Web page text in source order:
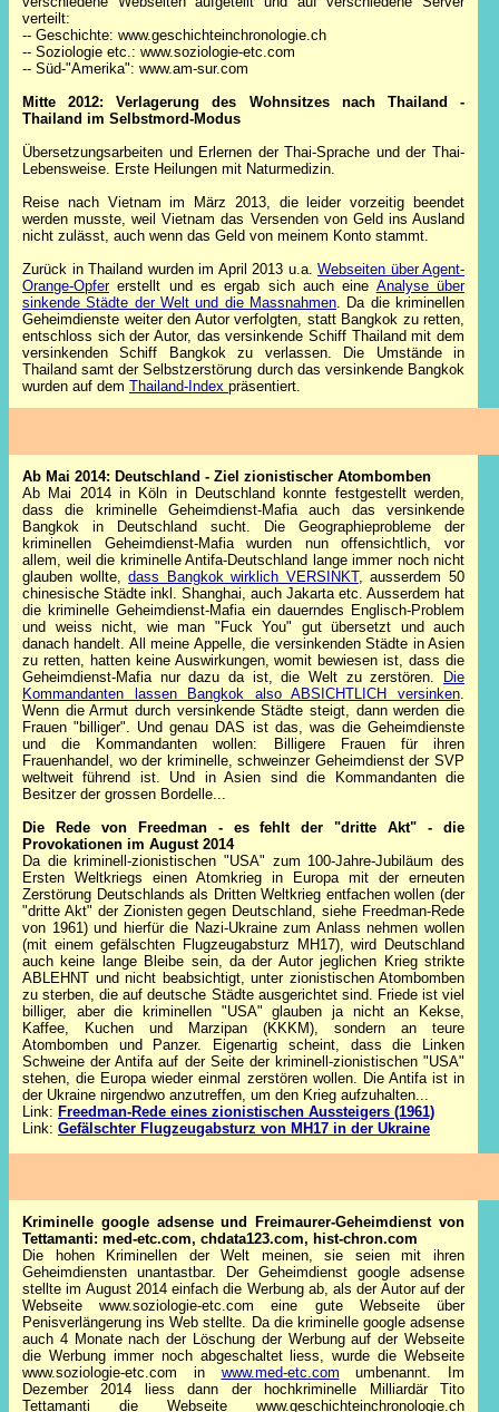
verteilt:
-- Geschichte: www.geschichteinchronologie.ch
-- Soziologie etc.: www.soziologie-etc.com
-- Süd-"Amerika": www.am-sur.com
Mitte 2012: Verlagerung des Wohnsitzes nach Thailand -
Thailand im Selbstmord-Modus
Übersetzungsarbeiten und Erlernen der Thai-Sprache und der Thai-
Lebensweise. Erste Heilungen mit Naturmedizin.
Reise nach Vietnam im März 2013, die leider vorzeitig beendet
werden musste, weil Vietnam das Versenden von Geld ins Ausland
nicht zulässt, auch wenn das Geld von meinem Konto stammt.
Zurück in Thailand wurden im April 2013 u.a. Webseiten über Agent-
Orange-Opfererstellt und es ergab sich auch eine Analyse über
sinkende Städte der Welt und die Massnahmen. Da die kriminellen
Geheimdienste weiter den Autor verfolgten, statt Bangkok zu retten,
entschloss sich der Autor, das versinkende Schiff Thailand mit dem
versinkenden Schiff Bangkok zu verlassen. Die Umstände in
Thailand samt der Selbstzerstörung durch das versinkende Bangkok
wurden auf dem Thailand-Index präsentiert.
Ab Mai 2014: Deutschland - Ziel zionistischer Atombomben
Ab Mai 2014 in Köln in Deutschland konnte festgestellt werden,
dass die kriminelle Geheimdienst-Mafia auch das versinkende
Bangkok in Deutschland sucht. Die Geographieprobleme der
kriminellen Geheimdienst-Mafia wurden nun offensichtlich, vor
allem, weil die kriminelle Antifa-Deutschland lange immer noch nicht
glauben wollte,dass Bangkok wirklich VERSINKT, ausserdem 50
chinesische Städte inkl. Shanghai, auch Jakarta etc. Ausserdem hat
die kriminelle Geheimdienst-Mafia ein dauerndes Englisch-Problem
und weiss nicht, wie man "Fuck You" gut übersetzt und auch
danach handelt. All meine Appelle, die versinkenden Städte in Asien
zu retten, hatten keine Auswirkungen, womit bewiesen ist, dass die
Geheimdienst-Mafia nur dazu da ist, die Welt zu zerstören.
Die
Kommandanten lassen Bangkok also ABSICHTLICH versinken.
Wenn die Armut durch versinkende Städte steigt, dann werden die
Frauen "billiger". Und genau DAS ist das, was die Geheimdienste
und die Kommandanten wollen: Billigere Frauen für ihren
Frauenhandel, wo der kriminelle, schweinzer Geheimdienst der SVP
weltweit führend ist. Und in Asien sind die Kommandanten die
Besitzer der grossen Bordelle...
Die Rede von Freedman - es fehlt der "dritte Akt" - die
Provokationen im August 2014
Da die kriminell-zionistischen "USA" zum 100-Jahre-Jubiläum des
Ersten Weltkriegs einen Atomkrieg in Europa mit der erneuten
Zerstörung Deutschlands als Dritten Weltkrieg entfachen wollen (der
"dritte Akt" der Zionisten gegen Deutschland, siehe Freedman-Rede
von 1961) und hierfür die Nazi-Ukraine zum Anlass nehmen wollen
(mit einem gefälschten Flugzeugabsturz MH17), wird Deutschland
auch keine lange Bleibe sein, da der Autor jeglichen Krieg strikte
ABLEHNT und nicht beabsichtigt, unter zionistischen Atombomben
zu sterben, die auf deutsche Städte ausgerichtet sind. Friede ist viel
billiger, aber die kriminellen "USA" glauben ja nicht an Kekse,
Kaffee, Kuchen und Marzipan (KKKM), sondern an teure
Atombomben und Panzer. Eigenartig scheint, dass die Linken
Schweine der Antifa auf der Seite der kriminell-zionistischen "USA"
stehen, die Europa wieder einmal zerstören wollen. Die Antifa ist in
der Ukraine nirgendwo anzutreffen, um den Krieg aufzuhalten...
Link: Freedman-Rede eines zionistischen Aussteigers (1961)
Link: Gefälschter Flugzeugabsturz von MH17 in der Ukraine
Kriminelle google adsense und Freimaurer-Geheimdienst von
Tettamanti: med-etc.com, chdata123.com, hist-chron.com
Die hohen Kriminellen der Welt meinen, sie seien mit ihren
Geheimdiensten unantastbar. Der Geheimdienst google adsense
stellte im August 2014 einfach die Werbung ab, als der Autor auf der
Webseite www.soziologie-etc.com eine gute Webseite über
Penisverlängerung ins Web stellte. Da die kriminelle google adsense
auch 4 Monate nach der Löschung der Werbung auf der Webseite
die Werbung immer noch abgeschaltet liess, wurde die Webseite
www.soziologie-etc.com in www.med-etc.com umbenannt. Im
Dezember 2014 liess dann der hochkriminelle Milliardär Tito
Tettamanti die Webseite www.geschichteinchronologie.ch